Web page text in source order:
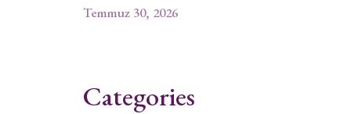
Temmuz 30, 2026
Categories